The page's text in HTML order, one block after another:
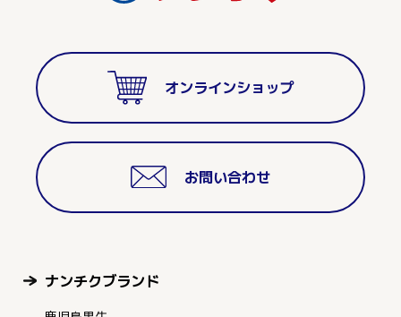
オンラインショップ
お問い合わせ
ナンチクブランド